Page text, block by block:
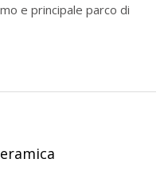
e principale parco di